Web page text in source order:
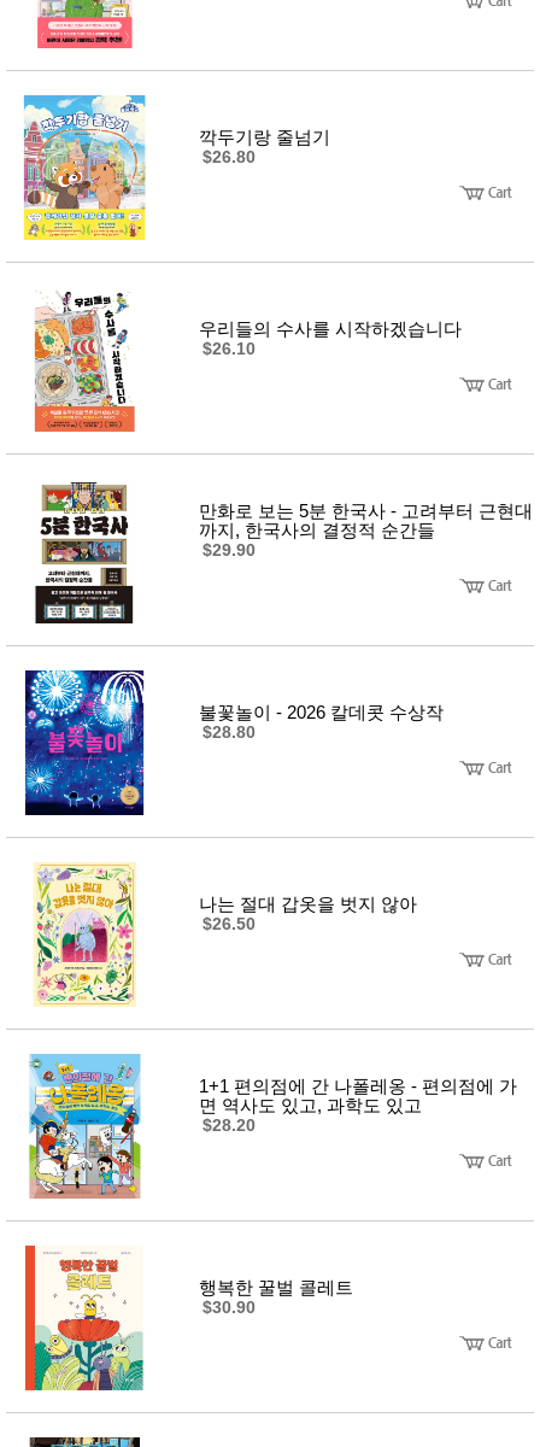
깍두기랑 줄넘기
$26.80
우리들의 수사를 시작하겠습니다
$26.10
만화로 보는 5분 한국사 - 고려부터 근현대
까지, 한국사의 결정적 순간들
$29.90
불꽃놀이 - 2026 칼데콧 수상작
$28.80
나는 절대 갑옷을 벗지 않아
$26.50
1+1 편의점에 간 나폴레옹 - 편의점에 가
면 역사도 있고, 과학도 있고
$28.20
행복한 꿀벌 콜레트
$30.90